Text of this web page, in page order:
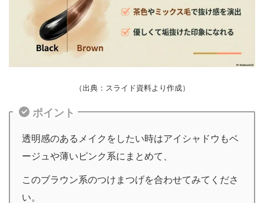
（出典：スライド資料より作成）
ポイント
透明感のあるメイクをしたい時はアイシャドウもベ
ージュや薄いピンク系にまとめて、
このブラウン系のつけまつげを合わせてみてくださ
い。